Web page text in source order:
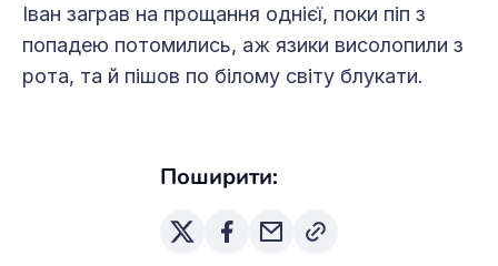
Іван заграв на прощання однієї, поки піп з
попадею потомились, аж язики висолопили з
рота, та й пішов по білому світу блукати.
Поширити: